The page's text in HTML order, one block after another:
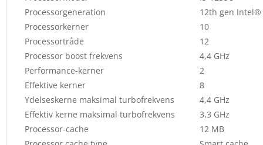
Processorgeneration
12th gen
Processorkerner
10
Processortråde
12
Processor boost frekvens
4,4 GHz
Performance-kerner
2
Effektive kerner
8
Ydelseskerne maksimal turbofrekvens
4,4 GHz
Effektiv kerne maksimal turbofrekvens
3,3 GHz
Processor-cache
12 MB